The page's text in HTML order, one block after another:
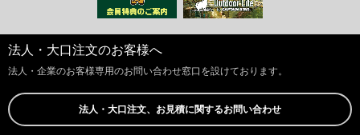
法人・大口注文のお客様へ
法人・企業のお客様専用のお問い合わせ窓口を設けております。
法人・大口注文、お見積に関するお問い合わせ